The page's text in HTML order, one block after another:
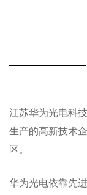
江苏华为光电科
生产的高新技术
区。
华为光电依靠先